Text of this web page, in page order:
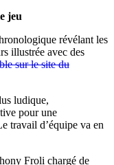
jeu
révélant les
illustrée avec des
sur le site du
ludique,
pour une
travail d’équipe va en
Froli chargé de